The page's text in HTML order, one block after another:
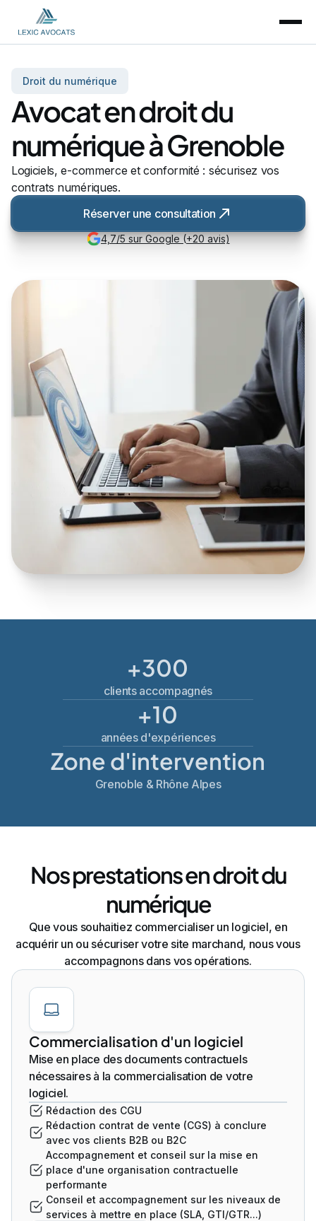
Droit du numérique
Avocat en droit du
numérique à Grenoble
Logiciels, e-commerce et conformité : sécurisez vos
contrats numériques.
Réserver une consultation
4,7/5 sur Google (+20 avis)
+300
clients accompagnés
+10
années d'expériences
Zone d'intervention
Grenoble & Rhône Alpes
Nos prestations en droit du
numérique
Que vous souhaitiez commercialiser un logiciel, en
acquérir un ou sécuriser votre site marchand, nous vous
accompagnons dans vos opérations.
Commercialisation d'un logiciel
Mise en place des documents contractuels
nécessaires à la commercialisation de votre
logiciel.
Rédaction des CGU
Rédaction contrat de vente (CGS) à conclure
avec vos clients B2B ou B2C
Accompagnement et conseil sur la mise en
place d'une organisation contractuelle
performante
Conseil et accompagnement sur les niveaux de
services à mettre en place (SLA, GTI/GTR...)